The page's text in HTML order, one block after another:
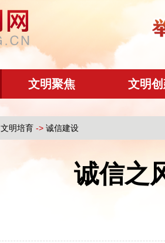
文明聚焦 文明
文明培育 -> 诚信建设
诚信之